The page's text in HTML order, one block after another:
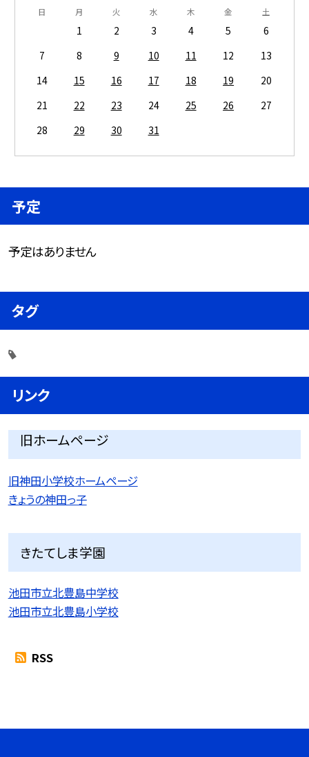
日 月 火 水 木 金 土
1 2 3 4 5
6
7
8 9 10 11 12
13
14
15 16 17 18 19
20
21
22 23 24 25 26
27
28
29 30 31
予定
予定はありません
タグ
リンク
旧ホームページ
旧神田小学校ホームページ
きょうの神田っ子
きたてしま学園
池田市立北豊島中学校
池田市立北豊島小学校
RSS